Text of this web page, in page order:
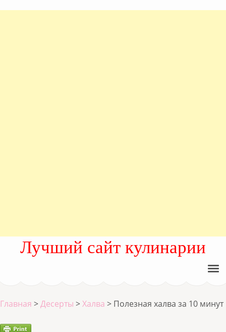
Лучший сайт кулинарии
Главная >Десерты >Халва > Полезная халва за 10 минут